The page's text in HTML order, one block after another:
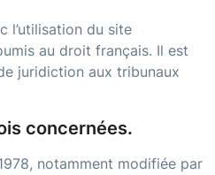
l’utilisation du site
au droit français. Il est
juridiction aux tribunaux
concernées.
notamment modifiée par